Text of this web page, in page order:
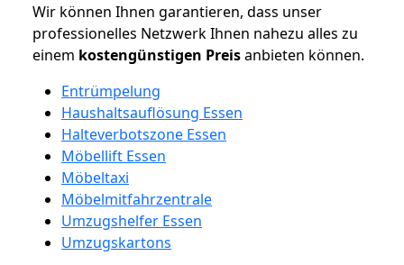
Wir können Ihnen garantieren, dass unser
professionelles Netzwerk Ihnen nahezu alles zu
einem kostengünstigen Preisanbieten können.
Entrümpelung
Haushaltsauflösung Essen
Halteverbotszone Essen
Möbellift Essen
Möbeltaxi
Möbelmitfahrzentrale
Umzugshelfer Essen
Umzugskartons